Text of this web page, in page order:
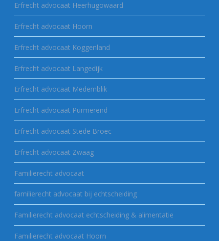
Erfrecht advocaat Heerhugowaard
Erfrecht advocaat Hoorn
Erfrecht advocaat Koggenland
Erfrecht advocaat Langedijk
Erfrecht advocaat Medemblik
Erfrecht advocaat Purmerend
Erfrecht advocaat Stede Broec
Erfrecht advocaat Zwaag
Familierecht advocaat
familierecht advocaat bij echtscheiding
Familierecht advocaat echtscheiding & alimentatie
Familierecht advocaat Hoorn